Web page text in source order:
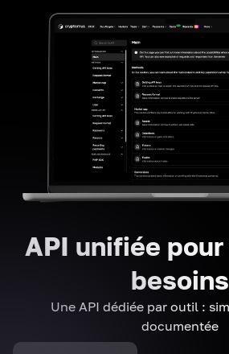
API unifiée
besoins
Une API dédiée par outil :
documentée